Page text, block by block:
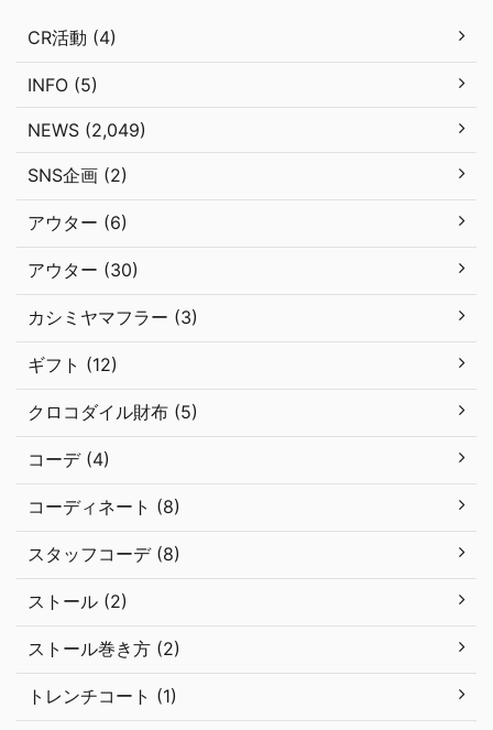
CR活動 (4)
INFO (5)
NEWS (2,049)
SNS企画 (2)
アウター (6)
アウター (30)
カシミヤマフラー (3)
ギフト (12)
クロコダイル財布 (5)
コーデ (4)
コーディネート (8)
スタッフコーデ (8)
ストール (2)
ストール巻き方 (2)
トレンチコート (1)